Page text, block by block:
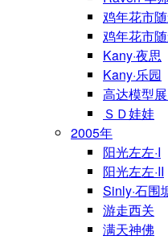
鸡年花市随
鸡年花市随
Kany·夜思
Kany·乐园
高达模型展
ＳＤ娃娃
2005年
阳光左左·I
阳光左左·II
Sinly·石围
游走西关
满天神佛